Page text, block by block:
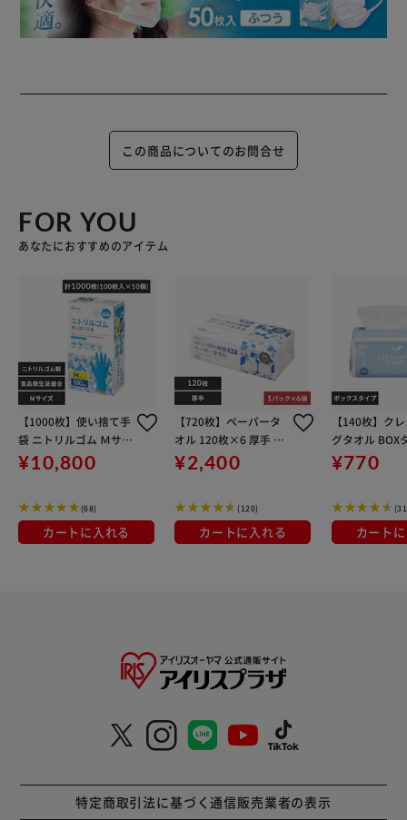
この商品についてのお問合せ
FOR YOU
あなたにおすすめのアイテム
【1000枚】使い捨て手
袋 ニトリルゴム Ｍサイ
ズ RNBR-100M
¥10,800
(68)
カートに入れる
【720枚】ペーパータ
オル 120枚×6 厚手 濡
れると99％除菌 JPT-1
¥2,400
(120)
カートに入れる
【140枚】ク
グタオル BOX
SC-70B
¥770
カート
特定商取引法に基づく通信販売業者の表示